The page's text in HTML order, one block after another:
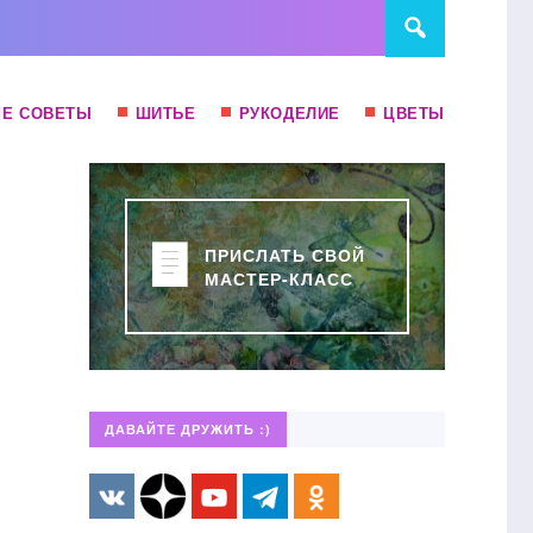
СОВЕТЫ ШИТЬЕ РУКОДЕЛИЕ ЦВЕТЫ
ПРИСЛАТЬ СВОЙ
МАСТЕР-КЛАСС
ДАВАЙТЕ ДРУЖИТЬ :)